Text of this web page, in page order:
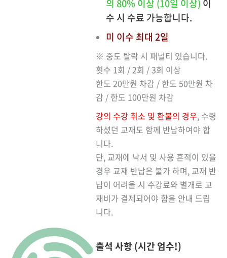
의 80% 이상 (10일 이상) 이
수 시 수료 가능합니다.
미 이수 최대 2일
※ 중도 탈락 시 패널티 있습니다.
횟수 1회 / 2회 / 3회 이상
한도 20만원 차감 / 한도 50만원 차
감 / 한도 100만원 차감
강의 수강 취소 및 환불의 경우, 수령
하셨던 교재도 함께 반납하여야 합
니다.
단, 교재에 낙서 및 사용 흔적이 있을
경우 교재 반납은 불가 하며, 교재 반
납이 어려울 시 수강료와 별개로 교
재비가 결제되어야 함을 안내 드립
니다.
출석 사항 (시간 엄수!)